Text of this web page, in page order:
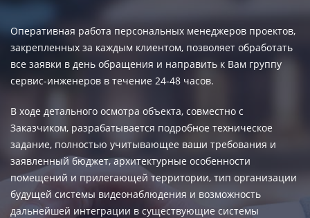
Оперативная работа персональных менеджеров проектов,
закрепленных за каждым клиентом, позволяет обработать
все заявки в день обращения и направить к Вам группу
сервис-инженеров в течение 24-48 часов.
В ходе детального осмотра объекта, совместно с
Заказчиком, разрабатывается подробное техническое
задание, полностью учитывающее ваши требования и
заявленный бюджет, архитектурные особенности
помещений и прилегающей территории, тип организации
будущей системы видеонаблюдения и возможность
дальнейшей интеграции в существующие системы